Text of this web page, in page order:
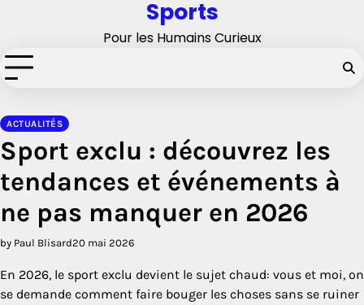
Sports
Pour les Humains Curieux
ACTUALITÉS
Sport exclu : découvrez les
tendances et événements à
ne pas manquer en 2026
by Paul Blisard20 mai 2026
En 2026, le sport exclu devient le sujet chaud: vous et moi, on
se demande comment faire bouger les choses sans se ruiner